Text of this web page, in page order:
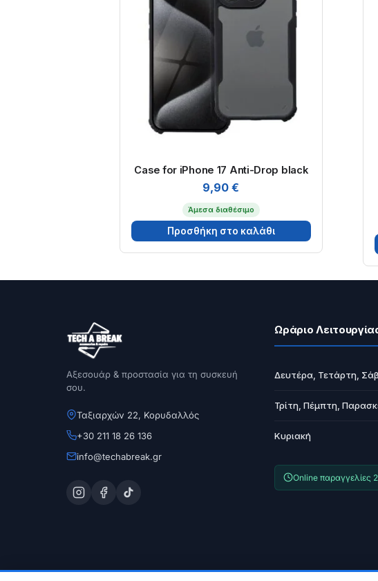
Case for iPhone 17 Anti-Drop black
9,90€
Άμεσα διαθέσιμο
Προσθήκη στο καλάθι
Αξεσουάρ & προστασία για τη συσκευή
σου.
Ταξιαρχών 22, Κορυδαλλός
+30 211 18 26 136
info@techabreak.gr
Ωράριο
Δευτέρα, Τετάρτη,
Τρίτη, Πέμπτη,
Κυριακή
Online παραγγελίες